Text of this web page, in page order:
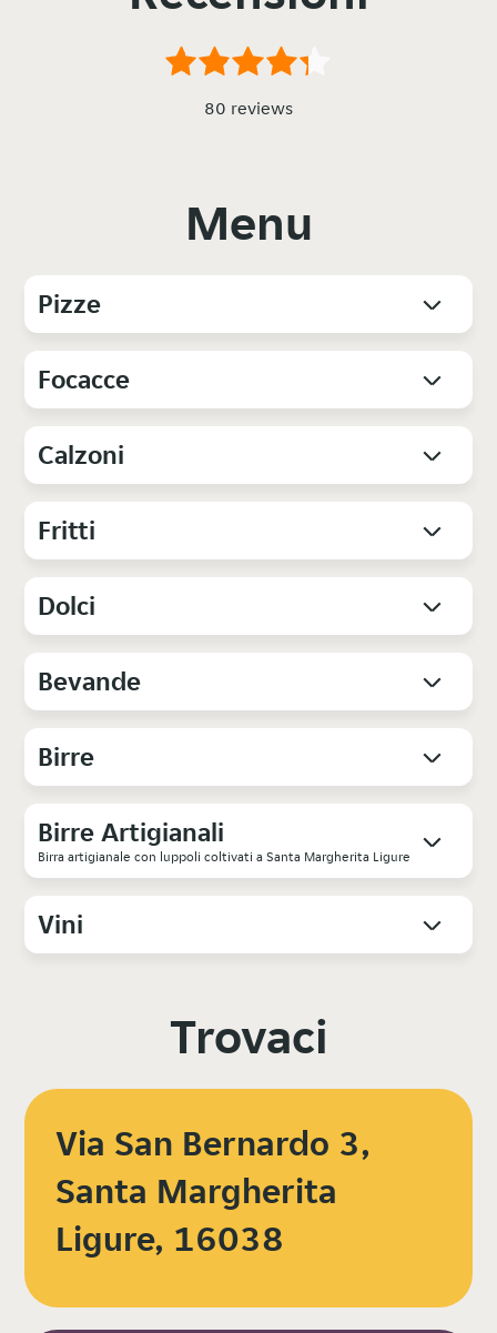
80 reviews
Menu
Pizze
Focacce
Calzoni
Fritti
Dolci
Bevande
Birre
Birre Artigianali
Birra artigianale con luppoli coltivati a Santa Margherita Ligure
Vini
Trovaci
Via San Bernardo 3,
Santa Margherita
Ligure, 16038